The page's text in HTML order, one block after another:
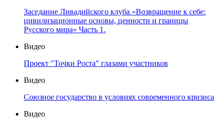
Заседание Ливадийского клуба «Возвращение к себе:
цивилизационные основы, ценности и границы
Русского мира» Часть 1.
Видео
Проект "Точки Роста" глазами участников
Видео
Союзное государство в условиях современного кризиса
Видео